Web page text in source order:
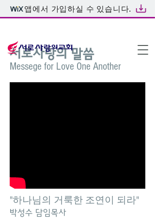
앱에서 가입하실 수 있습니다.
서로사랑의 말씀
Messege for Love One Another
"하나님의 거룩한 조연이 되라"
박성수 담임목사